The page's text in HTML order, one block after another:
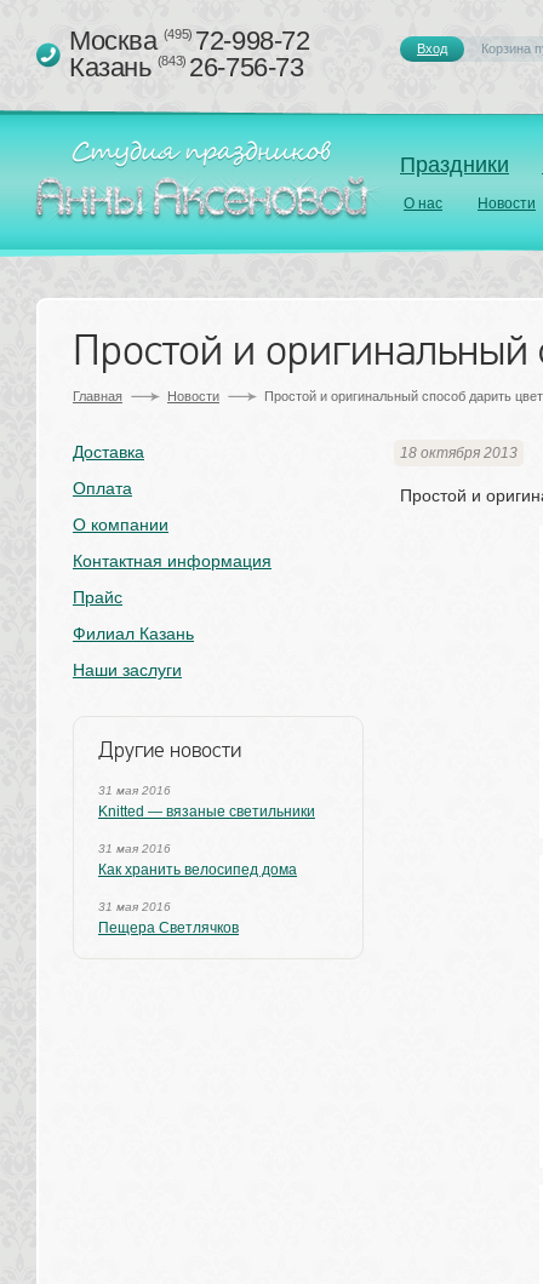
Праздники
О нас Новости
Москва (495)72-998-72
Казань (843)26-756-73
Вход Корзина
Простой и оригинальный
Главная Новости Простой и оригинальный способ дарить
18 октября 2013
Простой и
Доставка
Оплата
О компании
Контактная информация
Прайс
Филиал Казань
Наши заслуги
Другие новости
31 мая 2016
Knitted — вязаные светильники
31 мая 2016
Как хранить велосипед дома
31 мая 2016
Пещера Светлячков